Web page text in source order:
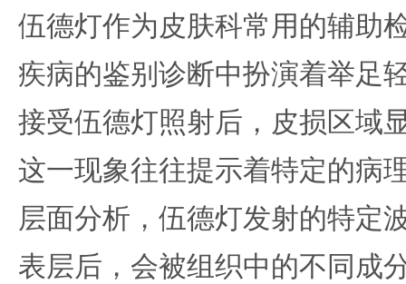
伍德灯作为皮肤科常用的辅助
疾病的鉴别诊断中扮演着举足
接受伍德灯照射后，皮损区域
这一现象往往提示着特定的病
层面分析，伍德灯发射的特定
表层后，会被组织中的不同成